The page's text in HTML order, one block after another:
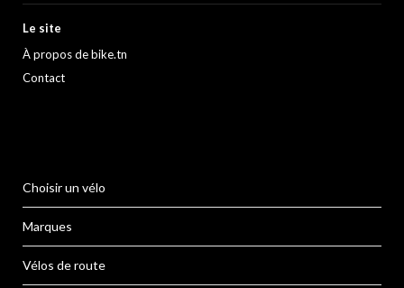
Le site
À propos de bike.tn
Contact
Choisir un vélo
Marques
Vélos de route